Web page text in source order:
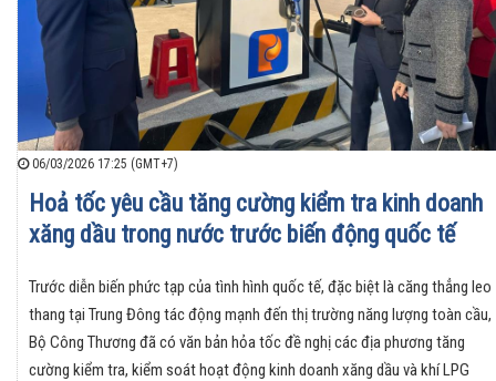
06/03/2026 17:25 (GMT+7)
Hoả tốc yêu cầu tăng cường kiểm tra kinh doanh
xăng dầu trong nước trước biến động quốc tế
Trước diễn biến phức tạp của tình hình quốc tế, đặc biệt là căng thẳng leo
thang tại Trung Đông tác động mạnh đến thị trường năng lượng toàn cầu,
Bộ Công Thương đã có văn bản hỏa tốc đề nghị các địa phương tăng
cường kiểm tra, kiểm soát hoạt động kinh doanh xăng dầu và khí LPG